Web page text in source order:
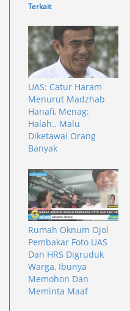
Terkait
UAS: Catur Haram
Menurut Madzhab
Hanafi, Menag:
Halah.. Malu
Diketawai Orang
Banyak
Rumah Oknum Ojol
Pembakar Foto UAS
Dan HRS Digruduk
Warga, Ibunya
Memohon Dan
Meminta Maaf